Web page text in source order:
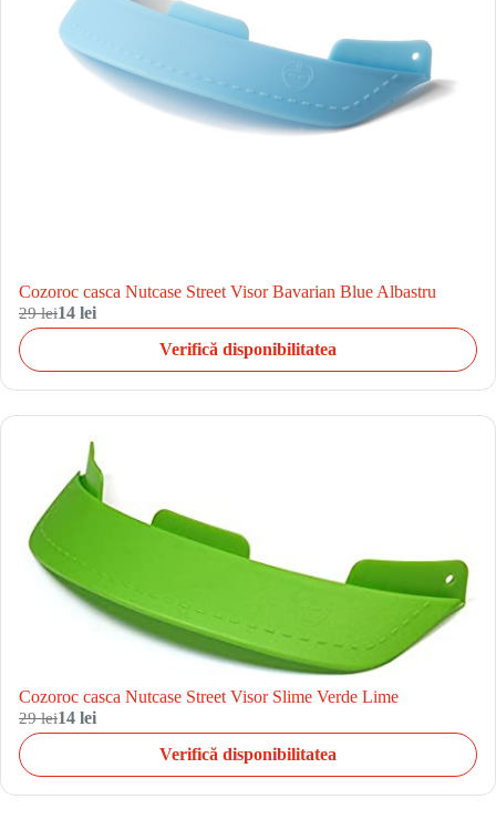
Cozoroc casca Nutcase Street Visor Bavarian Blue Albastru
29 lei14 lei
Verifică disponibilitatea
Cozoroc casca Nutcase Street Visor Slime Verde Lime
29 lei14 lei
Verifică disponibilitatea